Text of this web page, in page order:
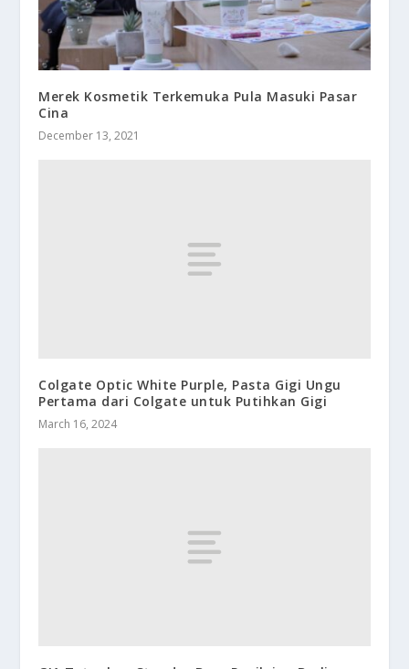
Merek Kosmetik Terkemuka Pula Masuki Pasar
Cina
December 13, 2021
Colgate Optic White Purple, Pasta Gigi Ungu
Pertama dari Colgate untuk Putihkan Gigi
March 16, 2024